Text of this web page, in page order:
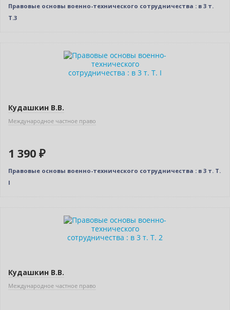
Правовые основы военно-технического сотрудничества : в 3 т.
Т.3
Кудашкин В.В.
Международное частное право
1 390 ₽
Правовые основы военно-технического сотрудничества : в 3 т. Т.
I
Кудашкин В.В.
Международное частное право